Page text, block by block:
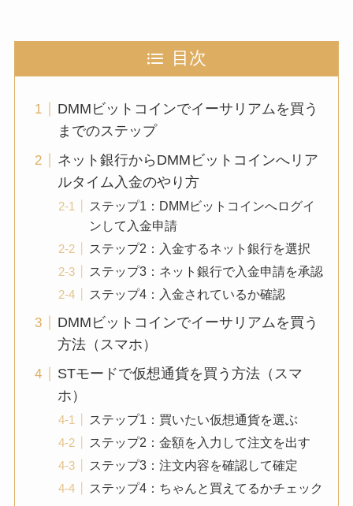
目次
DMMビットコインでイーサリアムを買う
までのステップ
ネット銀行からDMMビットコインへリア
ルタイム入金のやり方
ステップ1：DMMビットコインへログイ
ンして入金申請
ステップ2：入金するネット銀行を選択
ステップ3：ネット銀行で入金申請を承認
ステップ4：入金されているか確認
DMMビットコインでイーサリアムを買う
方法（スマホ）
STモードで仮想通貨を買う方法（スマ
ホ）
ステップ1：買いたい仮想通貨を選ぶ
ステップ2：金額を入力して注文を出す
ステップ3：注文内容を確認して確定
ステップ4：ちゃんと買えてるかチェック